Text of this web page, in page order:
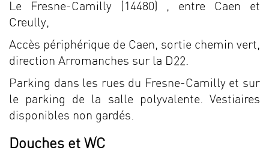
Le Fresne-Camilly (14480) , entre Caen et
Creully,
Accès périphérique de Caen, sortie chemin vert,
direction Arromanches sur la D22.
Parking dans les rues du Fresne-Camilly et sur
le parking de la salle polyvalente. Vestiaires
disponibles non gardés.
Douches et WC